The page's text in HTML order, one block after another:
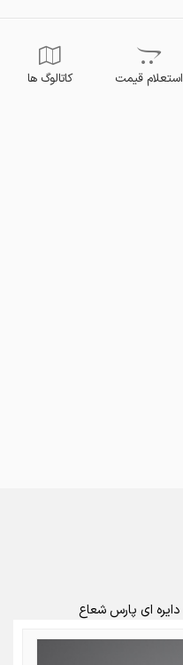
استعلام قیمت کاتالوگ ها